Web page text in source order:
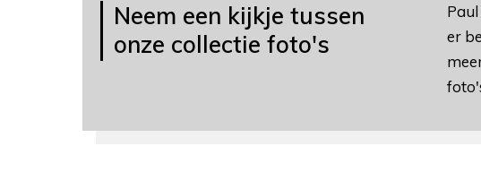
Neem een kijkje tussen
onze collectie foto's
er